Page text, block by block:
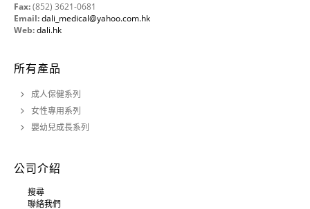
Fax:(852) 3621-0681
Email:dali_medical@yahoo.com.hk
Web:dali.hk
所有產品
成人保健系列
女性專用系列
嬰幼兒成長系列
公司介紹
搜尋
聯絡我們